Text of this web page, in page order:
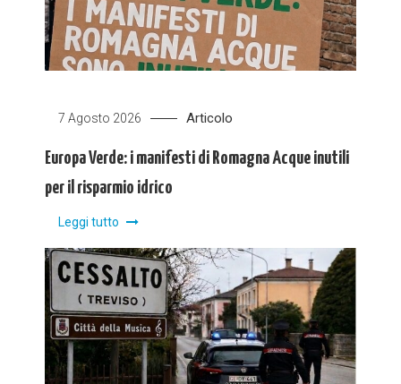
7 Agosto 2026 Articolo
Europa Verde: i manifesti di Romagna Acque inutili
per il risparmio idrico
Leggi tutto